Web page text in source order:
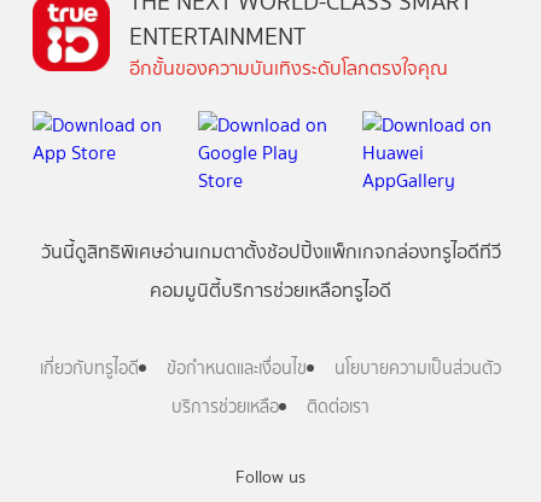
Follow us
ENTERTAINMENT
อีกขั้นของความบันเทิงระดับโลกตรงใจคุณ
วันนี้ดูสิทธิพิเศษอ่านเกมตาตั้งช้อปปิ้งแพ็กเกจกล่องทรูไอดีทีวี
คอมมูนิตี้บริการช่วยเหลือทรูไอดี
เกี่ยวกับทรูไอดี ข้อกำหนดและเงื่อนไข
นโยบายความเป็นส่วนตัว
บริการช่วยเหลือ
ติดต่อเรา